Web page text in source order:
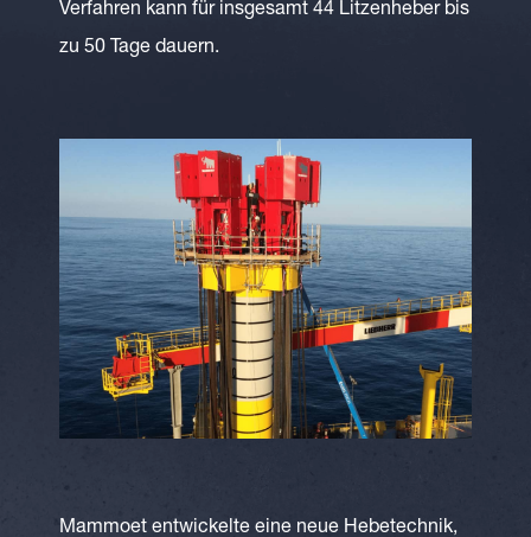
Verfahren kann für insgesamt 44 Litzenheber bis
zu 50 Tage dauern.
Mammoet entwickelte eine neue Hebetechnik,